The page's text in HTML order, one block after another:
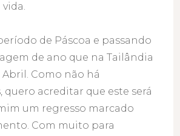
de Páscoa e passando
de ano que na Tailândia
Abril. Como não há
quero acreditar que este será
um regresso marcado
Com muito para